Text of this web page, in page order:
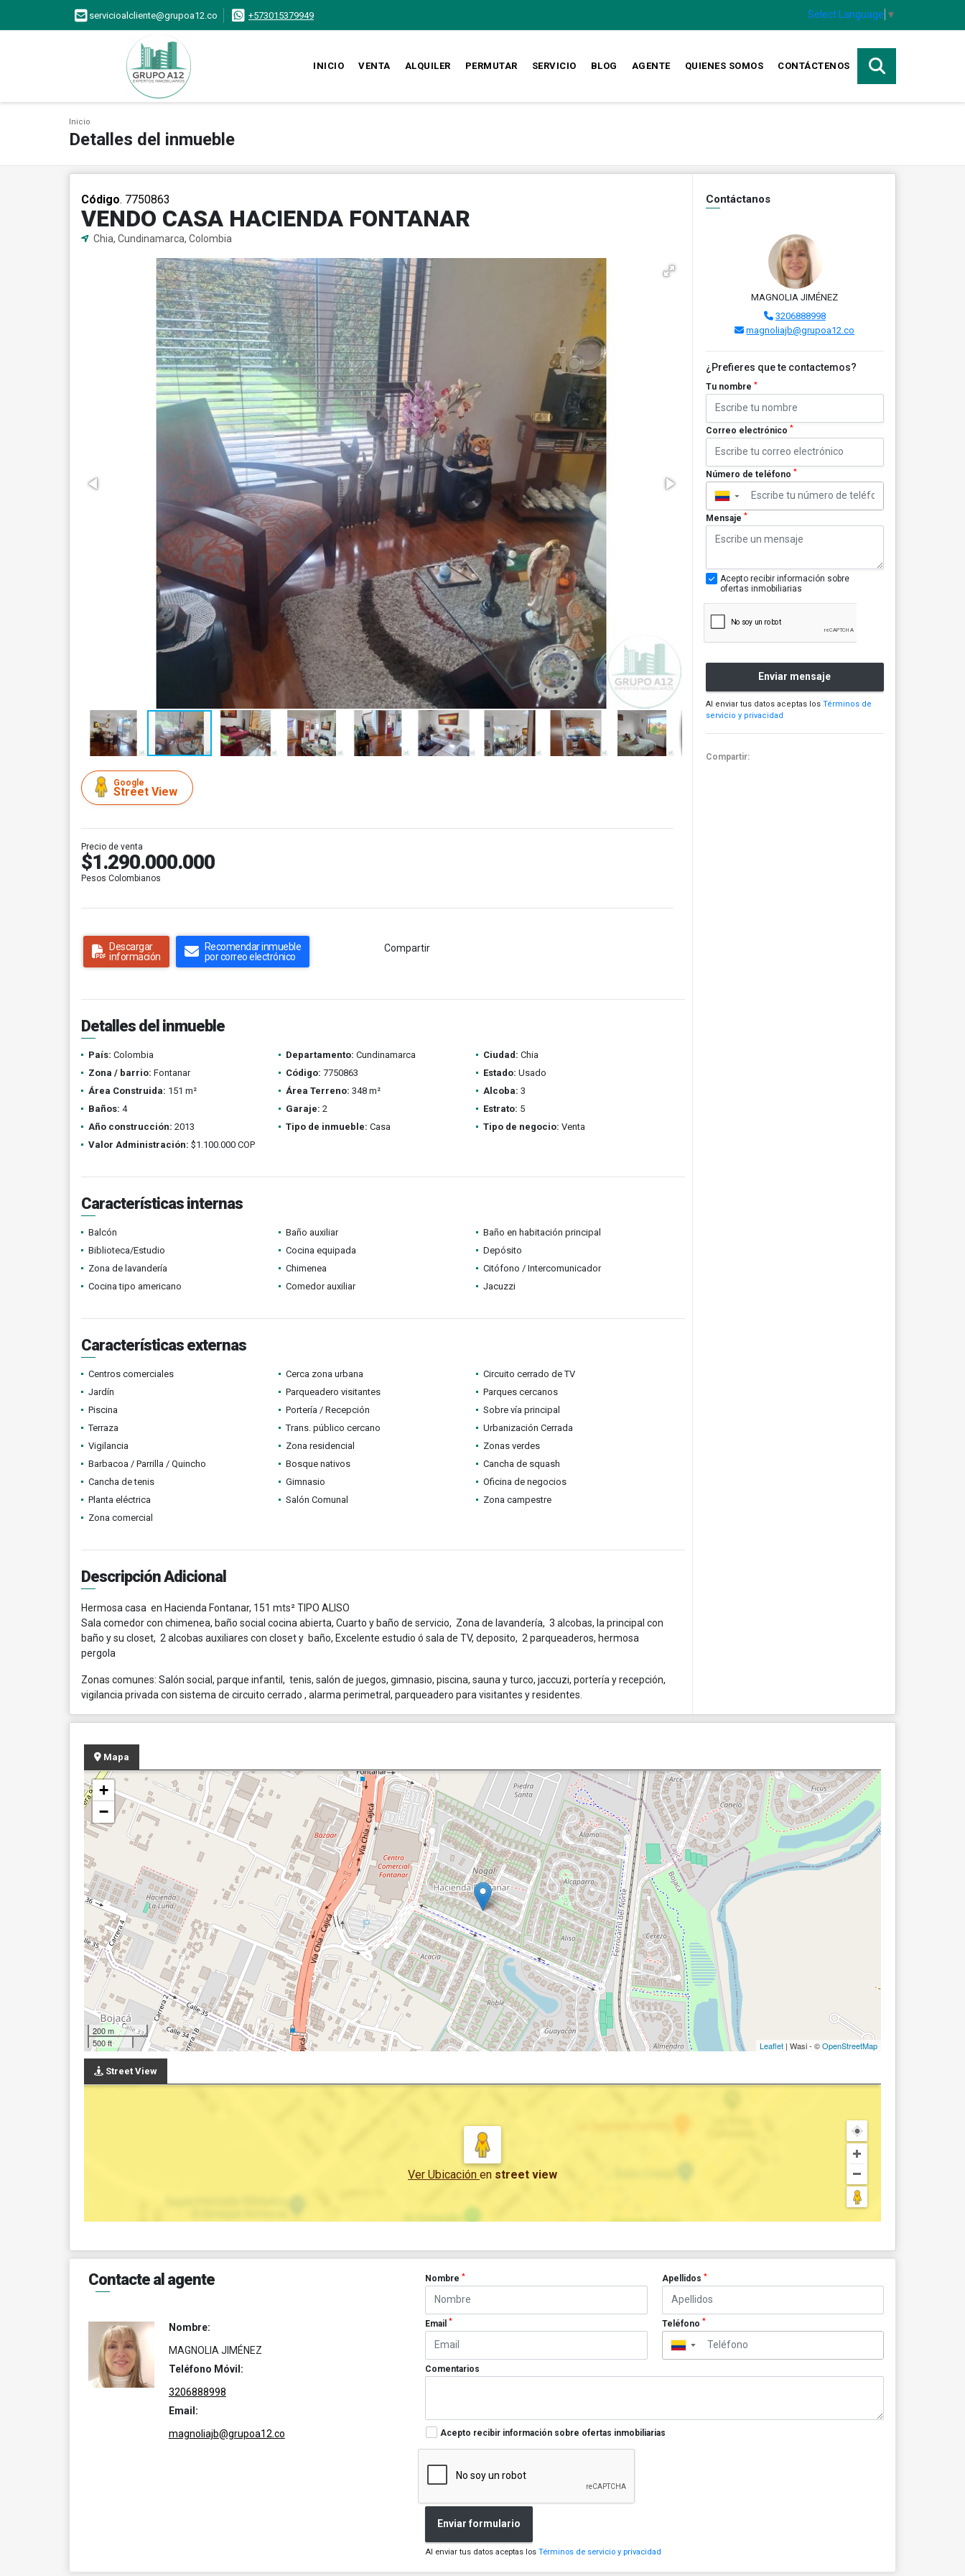
servicioalcliente@grupoa12.co +573015379949 Select Language ▼
INICIO VENTA ALQUILER PERMUTAR SERVICIO BLOG AGENTE QUIENES SOMOS CONTÁCTENOS
Inicio
Detalles del inmueble
Código. 7750863
VENDO CASA HACIENDA FONTANAR
Chia, Cundinamarca, Colombia
Google
Street View
Precio de venta
$1.290.000.000
Pesos Colombianos
Descargar
información
Recomendar inmueble
por correo electrónico
Compartir
Detalles del inmueble
País: Colombia Departamento: Cundinamarca Ciudad: Chia
Zona / barrio: Fontanar Código: 7750863 Estado: Usado
Área Construida: 151 m² Área Terreno: 348 m² Alcoba: 3
Baños: 4 Garaje: 2 Estrato: 5
Año construcción: 2013 Tipo de inmueble: Casa Tipo de negocio: Venta
Valor Administración: $1.100.000 COP
Características internas
Balcón Baño auxiliar
Baño en habitación principal
Biblioteca/Estudio
Cocina equipada
Depósito
Zona de lavandería
Chimenea
Citófono / Intercomunicador
Cocina tipo americano
Comedor auxiliar Jacuzzi
Características externas
Centros comerciales Cerca zona urbana
Circuito cerrado de TV
Jardín
Parqueadero visitantes
Parques cercanos
Piscina
Portería / Recepción
Sobre vía principal
Terraza
Trans. público cercano
Urbanización Cerrada
Vigilancia
Zona residencial
Zonas verdes
Barbacoa / Parrilla / Quincho
Bosque nativos
Cancha de squash
Cancha de tenis
Gimnasio
Oficina de negocios
Planta eléctrica
Salón Comunal
Zona campestre
Zona comercial
Descripción Adicional
Hermosa casa en Hacienda Fontanar, 151 mts² TIPO ALISO
Sala comedor con chimenea, baño social cocina abierta, Cuarto y baño de servicio, Zona de lavandería, 3 alcobas, la principal con
baño y su closet, 2 alcobas auxiliares con closet y baño, Excelente estudio ó sala de TV, deposito, 2 parqueaderos, hermosa
pergola
Zonas comunes: Salón social, parque infantil, tenis, salón de juegos, gimnasio, piscina, sauna y turco, jaccuzi, portería y recepción,
vigilancia privada con sistema de circuito cerrado , alarma perimetral, parqueadero para visitantes y residentes.
Contáctanos
MAGNOLIA JIMÉNEZ
3206888998
magnoliajb@grupoa12.co
¿Prefieres que te contactemos?
Tu nombre *
Correo electrónico *
Número de teléfono *
▼
Mensaje *
Acepto recibir información sobre
ofertas inmobiliarias
Enviar mensaje
Al enviar tus datos aceptas los Términos de
servicio y privacidad
Compartir:
Mapa
+
−
200 m
500 ft
Leaflet | Wasi - ©OpenStreetMap
Street View
Ver Ubicación en street view
Contacte al agente
Nombre:
MAGNOLIA JIMÉNEZ
Teléfono Móvil:
3206888998
Email:
magnoliajb@grupoa12.co
Nombre* Apellidos *
Email* Teléfono *
▼
Comentarios
Acepto recibir información sobre ofertas inmobiliarias
Enviar formulario
Al enviar tus datos aceptas losTérminos de servicio y privacidad